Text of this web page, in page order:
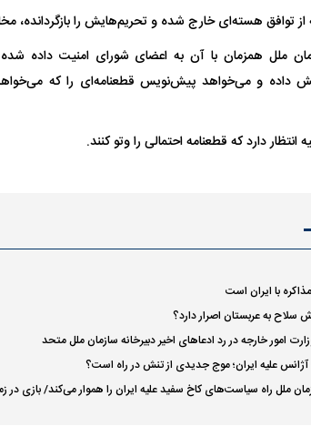
از توافق هسته‌ای خارج شده و تحریم‌هایش را بازگردانده،
ملل همزمان با آن به اعضای شورای امنیت داده
داده و می‌خواهد پیش‌نویس قطعنامه‌ای را که
دارد که قطعنامه احتمالی را وتو کنند.
با ایران است
سلاح به عربستان اصرار دارد؟
امور خارجه در رد ادعا‌های اخیر دبیرخانه سازمان ملل متحد
آژانس علیه ایران؛ موج جدیدی از تنش در راه است؟
ملل راه سیاست‌های کاخ سفید علیه ایران را هموار می‌کند/ بازی در